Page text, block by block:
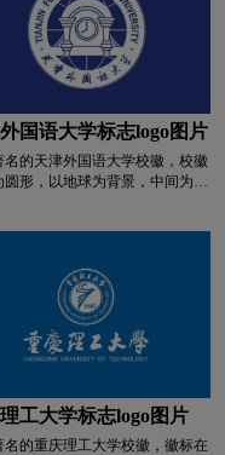
店logo设计
图书馆logo设计
卫生巾logo设计
，寓意学校建于黄河之滨、事业
上；稳重的蓝色作为标志色，象
、博大、专业、希望、自信，彰
校奋发进取、锐意创新的时代精
国语大学标志logo图片
名的天津外国语大学校徽，校徽
圆形，以地球为背景，中间为学
术积淀，钟表时针指向早晨八
人以朝气蓬勃、充满生机与活力
。多种涵义形象地表达出天外走
、面向未来的不懈追求。
工大学标志logo图片
名的重庆理工大学校徽，徽标在